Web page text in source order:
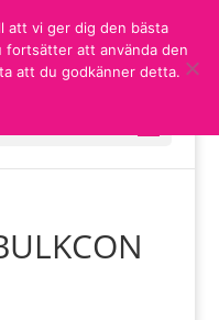
att vi ger dig den bästa
fortsätter att använda den
att du godkänner detta.